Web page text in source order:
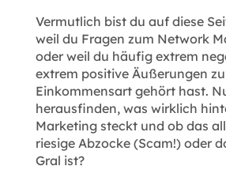
Vermutlich bist du auf diese
weil du Fragen zum Network
oder weil du häufig extrem
extrem positive Äußerungen
Einkommensart gehört hast.
herausfinden, was wirklich
Marketing steckt und ob das
riesige Abzocke (Scam!) oder
Gral ist?